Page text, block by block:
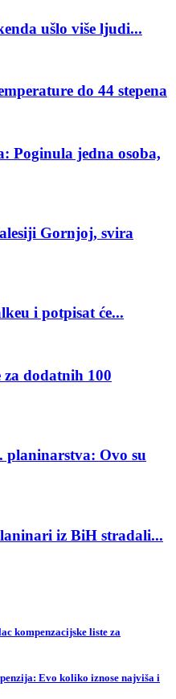
ušlo više ljudi...
do 44 stepena
Poginula jedna osoba,
Gornjoj, svira
i potpisat će...
za dodatnih 100
planinarstva: Ovo su
iz BiH stradali...
kompenzacijske liste za
Evo koliko iznose najviša i